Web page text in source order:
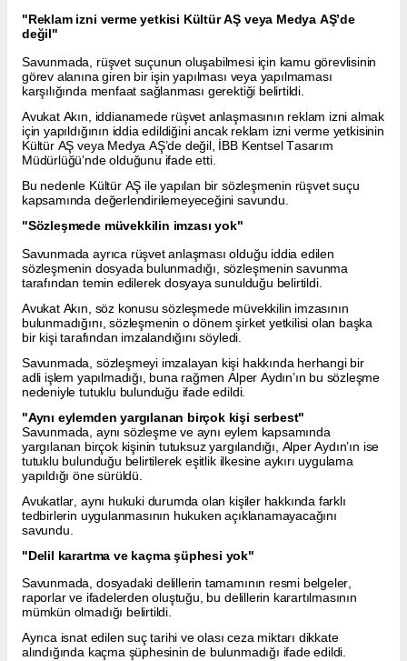
"Reklam izni verme yetkisi Kültür AŞ veya Medya AŞ’de
değil"
Savunmada, rüşvet suçunun oluşabilmesi için kamu görevlisinin
görev alanına giren bir işin yapılması veya yapılmaması
karşılığında menfaat sağlanması gerektiği belirtildi.
Avukat Akın, iddianamede rüşvet anlaşmasının reklam izni almak
için yapıldığının iddia edildiğini ancak reklam izni verme yetkisinin
Kültür AŞ veya Medya AŞ’de değil, İBB Kentsel Tasarım
Müdürlüğü’nde olduğunu ifade etti.
Bu nedenle Kültür AŞ ile yapılan bir sözleşmenin rüşvet suçu
kapsamında değerlendirilemeyeceğini savundu.
"Sözleşmede müvekkilin imzası yok"
Savunmada ayrıca rüşvet anlaşması olduğu iddia edilen
sözleşmenin dosyada bulunmadığı, sözleşmenin savunma
tarafından temin edilerek dosyaya sunulduğu belirtildi.
Avukat Akın, söz konusu sözleşmede müvekkilin imzasının
bulunmadığını, sözleşmenin o dönem şirket yetkilisi olan başka
bir kişi tarafından imzalandığını söyledi.
Savunmada, sözleşmeyi imzalayan kişi hakkında herhangi bir
adli işlem yapılmadığı, buna rağmen Alper Aydın’ın bu sözleşme
nedeniyle tutuklu bulunduğu ifade edildi.
"Aynı eylemden yargılanan birçok kişi serbest"
Savunmada, aynı sözleşme ve aynı eylem kapsamında
yargılanan birçok kişinin tutuksuz yargılandığı, Alper Aydın’ın ise
tutuklu bulunduğu belirtilerek eşitlik ilkesine aykırı uygulama
yapıldığı öne sürüldü.
Avukatlar, aynı hukuki durumda olan kişiler hakkında farklı
tedbirlerin uygulanmasının hukuken açıklanamayacağını
savundu.
"Delil karartma ve kaçma şüphesi yok"
Savunmada, dosyadaki delillerin tamamının resmi belgeler,
raporlar ve ifadelerden oluştuğu, bu delillerin karartılmasının
mümkün olmadığı belirtildi.
Ayrıca isnat edilen suç tarihi ve olası ceza miktarı dikkate
alındığında kaçma şüphesinin de bulunmadığı ifade edildi.